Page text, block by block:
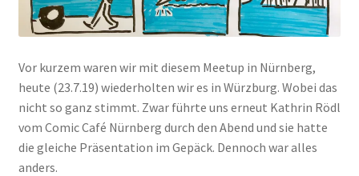
Vor kurzem waren wir mit diesem Meetup in Nürnberg,
heute (23.7.19) wiederholten wir es in Würzburg. Wobei das
nicht so ganz stimmt. Zwar führte uns erneut Kathrin Rödl
vom Comic Café Nürnberg durch den Abend und sie hatte
die gleiche Präsentation im Gepäck. Dennoch war alles
anders.